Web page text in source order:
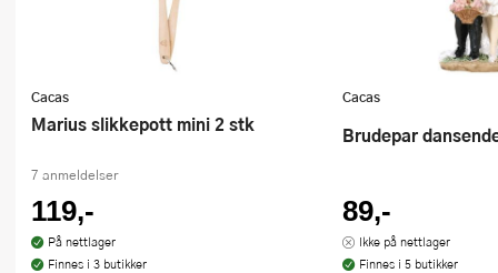
Cacas
Marius slikkepott mini 2 stk
7 anmeldelser
119,-
På nettlager
Finnes i 3 butikker
Cacas
Brudepar
89,-
Ikke på nettlager
Finnes i 5 butikker